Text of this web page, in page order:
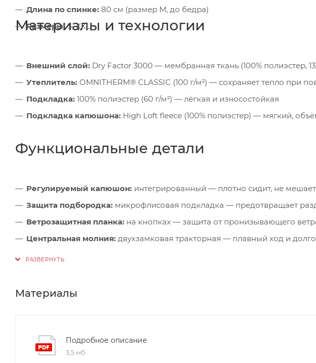
Длина по спинке: 80 см (размер M, до бедра)
Размеры:S–XXL
Материалы и технологии
Внешний слой: Dry Factor 3000 — мембранная ткань (100% полиэстер,
Утеплитель: OMNITHERM® CLASSIC (100 г/м²) — сохраняет тепло при
Подкладка: 100% полиэстер (60 г/м²) — лёгкая и износостойкая
Подкладка капюшона: High Loft fleece (100% полиэстер) — мягкий,
Функциональные детали
Регулируемый капюшон: интегрированный — плотно сидит, не
Защита подбородка: микрофлисовая подкладка — предотвращает
Ветрозащитная планка: на кнопках — защита от пронизывающего
Центральная молния: двухзамковая тракторная — плавный ход и
Боковые карманы:
Материалы
Подробное описание
3,5 мб